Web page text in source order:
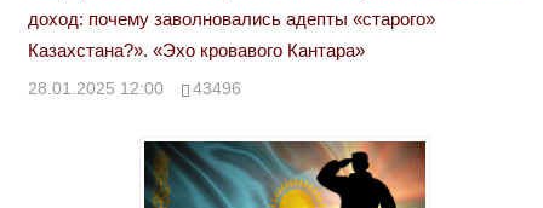
доход: почему заволновались адепты «старого»
Казахстана?». «Эхо кровавого Кантара»
28.01.2025 12:00 43496